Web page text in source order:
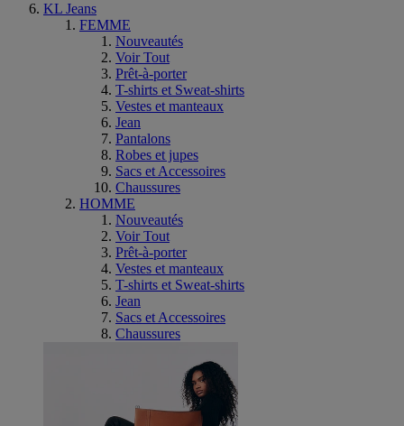
KL Jeans
FEMME
Nouveautés
Voir Tout
Prêt-à-porter
T-shirts et Sweat-shirts
Vestes et manteaux
Jean
Pantalons
Robes et jupes
Sacs et Accessoires
Chaussures
HOMME
Nouveautés
Voir Tout
Prêt-à-porter
Vestes et manteaux
T-shirts et Sweat-shirts
Jean
Sacs et Accessoires
Chaussures